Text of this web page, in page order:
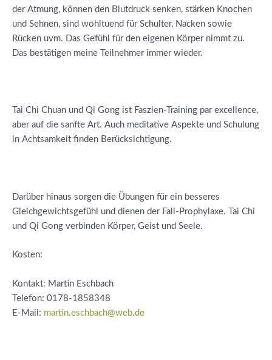
der Atmung, können den Blutdruck senken, stärken Knochen
und Sehnen, sind wohltuend für Schulter, Nacken sowie
Rücken uvm. Das Gefühl für den eigenen Körper nimmt zu.
Das bestätigen meine Teilnehmer immer wieder.
Tai Chi Chuan und Qi Gong ist Faszien-Training par excellence,
aber auf die sanfte Art. Auch meditative Aspekte und Schulung
in Achtsamkeit finden Berücksichtigung.
Darüber hinaus sorgen die Übungen für ein besseres
Gleichgewichtsgefühl und dienen der Fall-Prophylaxe. Tai Chi
und Qi Gong verbinden Körper, Geist und Seele.
Kosten:
Kontakt: Martin Eschbach
Telefon: 0178-1858348
E-Mail: martin.eschbach@web.de